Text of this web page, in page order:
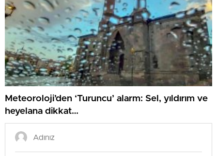
Meteoroloji’den ‘Turuncu’ alarm: Sel, yıldırım ve
heyelana dikkat…